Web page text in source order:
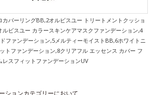
カバーリングBB,2オルビスユー トリートメントクッショ
ルビスユー カラースキンケアマスクファンデーション,4
ファンデーション,5メルティーモイストBB,6ホワイトニ
トファンデーション,8クリアフル エッセンス カバー フ
レスフィットファンデーションUV
ションカテゴリーにおいて